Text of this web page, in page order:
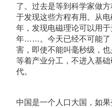
了。过去是等到科学家做
于发现这些方程有用。从
年，发现电磁理论可以用
年……。今天已经不可能了
害，即使不能叫毫秒级，
等着产业分工，不进入基
代。
中国是一个人口大国，如